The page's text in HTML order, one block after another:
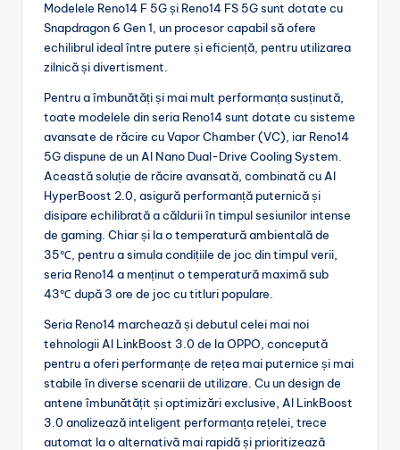
Modelele Reno14 F 5G și Reno14 FS 5G sunt dotate cu
Snapdragon 6 Gen 1, un procesor capabil să ofere
echilibrul ideal între putere și eficiență, pentru utilizarea
zilnică și divertisment.
Pentru a îmbunătăți și mai mult performanța susținută,
toate modelele din seria Reno14 sunt dotate cu sisteme
avansate de răcire cu Vapor Chamber (VC), iar Reno14
5G dispune de un AI Nano Dual-Drive Cooling System.
Această soluție de răcire avansată, combinată cu AI
HyperBoost 2.0, asigură performanță puternică și
disipare echilibrată a căldurii în timpul sesiunilor intense
de gaming. Chiar și la o temperatură ambientală de
35℃, pentru a simula condițiile de joc din timpul verii,
seria Reno14 a menținut o temperatură maximă sub
43℃ după 3 ore de joc cu titluri populare.
Seria Reno14 marchează și debutul celei mai noi
tehnologii AI LinkBoost 3.0 de la OPPO, concepută
pentru a oferi performanțe de rețea mai puternice și mai
stabile în diverse scenarii de utilizare. Cu un design de
antene îmbunătățit și optimizări exclusive, AI LinkBoost
3.0 analizează inteligent performanța rețelei, trece
automat la o alternativă mai rapidă și prioritizează